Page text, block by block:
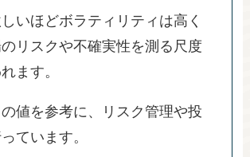
いほどボラティリティは高く
リスクや不確実性を測る尺度
ます。
値を参考に、リスク管理や投
ています。​​​​​​​​​​​​​​​​